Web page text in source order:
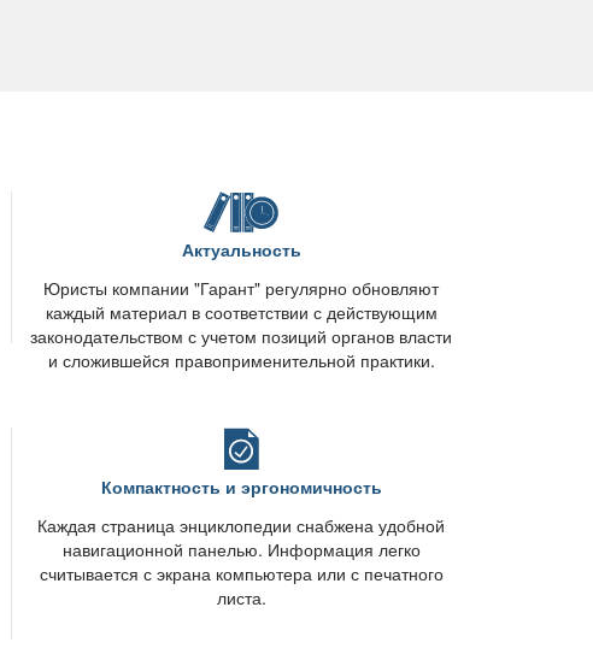
Актуальность
Юристы компании "Гарант" регулярно обновляют
каждый материал в соответствии с действующим
законодательством с учетом позиций органов власти
и сложившейся правоприменительной практики.
Компактность и эргономичность
Каждая страница энциклопедии снабжена удобной
навигационной панелью. Информация легко
считывается с экрана компьютера или с печатного
листа.